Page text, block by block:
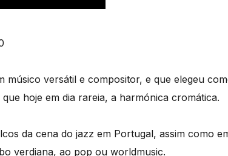
músico versátil e compositor, e que elegeu
hoje em dia rareia, a harmónica cromática.
da cena do jazz em Portugal, assim como
verdiana, ao pop ou worldmusic.